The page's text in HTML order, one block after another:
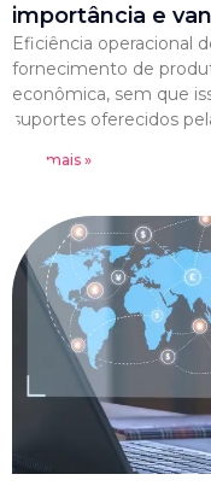
importância e
Eficiência operacional
fornecimento de
econômica, sem que
suportes oferecidos
Leia mais »